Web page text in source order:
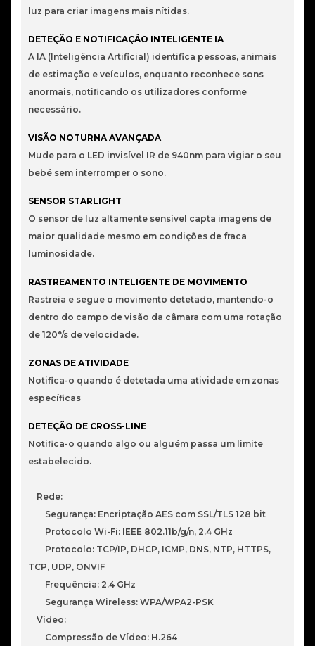
luz para criar imagens mais nítidas.
DETEÇÃO E NOTIFICAÇÃO INTELIGENTE IA
A IA (Inteligência Artificial) identifica pessoas, animais
de estimação e veículos, enquanto reconhece sons
anormais, notificando os utilizadores conforme
necessário.
VISÃO NOTURNA AVANÇADA
Mude para o LED invisível IR de 940nm para vigiar o seu
bebé sem interromper o sono.
SENSOR STARLIGHT
O sensor de luz altamente sensível capta imagens de
maior qualidade mesmo em condições de fraca
luminosidade.
RASTREAMENTO INTELIGENTE DE MOVIMENTO
Rastreia e segue o movimento detetado, mantendo-o
dentro do campo de visão da câmara com uma rotação
de 120°/s de velocidade.
ZONAS DE ATIVIDADE
Notifica-o quando é detetada uma atividade em zonas
específicas
DETEÇÃO DE CROSS-LINE
Notifica-o quando algo ou alguém passa um limite
estabelecido.
Rede:
Segurança: Encriptação AES com SSL/TLS 128 bit
Protocolo Wi-Fi: IEEE 802.11b/g/n, 2.4 GHz
Protocolo: TCP/IP, DHCP, ICMP, DNS, NTP, HTTPS,
TCP, UDP, ONVIF
Frequência: 2.4 GHz
Segurança Wireless: WPA/WPA2-PSK
Vídeo:
Compressão de Vídeo: H.264